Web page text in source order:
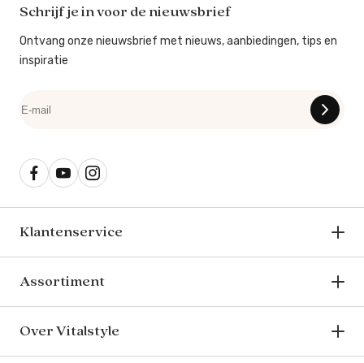
Schrijf je in voor de nieuwsbrief
Ontvang onze nieuwsbrief met nieuws, aanbiedingen, tips en
inspiratie
Klantenservice
Assortiment
Over Vitalstyle